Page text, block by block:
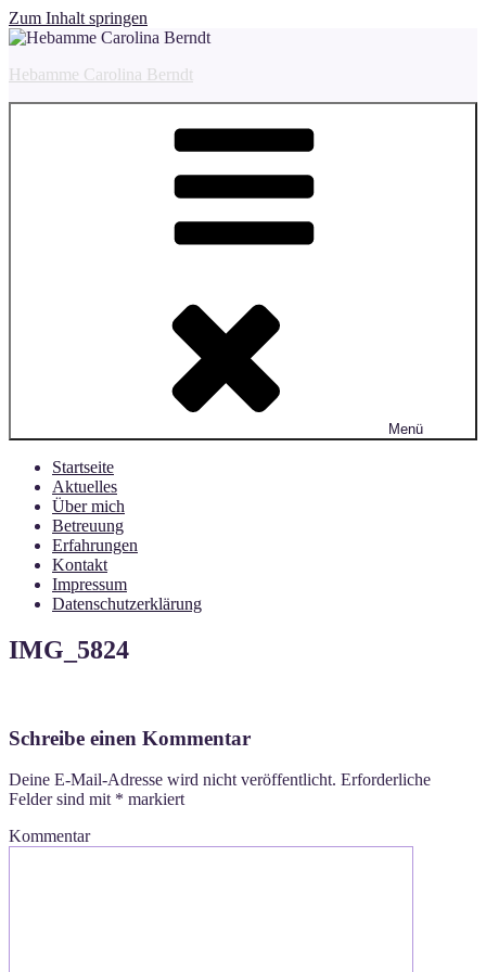
Zum Inhalt springen
Hebamme Carolina Berndt
Menü
Startseite
Aktuelles
Über mich
Betreuung
Erfahrungen
Kontakt
Impressum
Datenschutzerklärung
IMG_5824
Schreibe einen Kommentar
Deine E-Mail-Adresse wird nicht veröffentlicht. Erforderliche
Felder sind mit * markiert
Kommentar